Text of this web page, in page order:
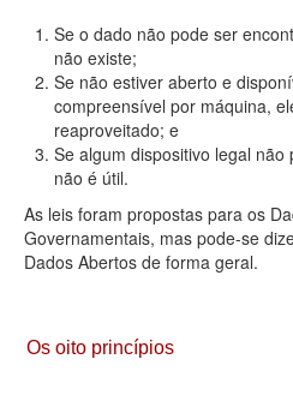
Se o dado não pode ser
não existe;
Se não estiver aberto e
compreensível por máquina,
reaproveitado; e
Se algum dispositivo legal
não é útil.
As leis foram propostas para os
Governamentais, mas pode-se
Dados Abertos de forma geral.
Os oito princípios